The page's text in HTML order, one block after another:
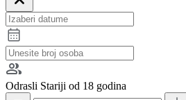
Odrasli Stariji od 18 godina